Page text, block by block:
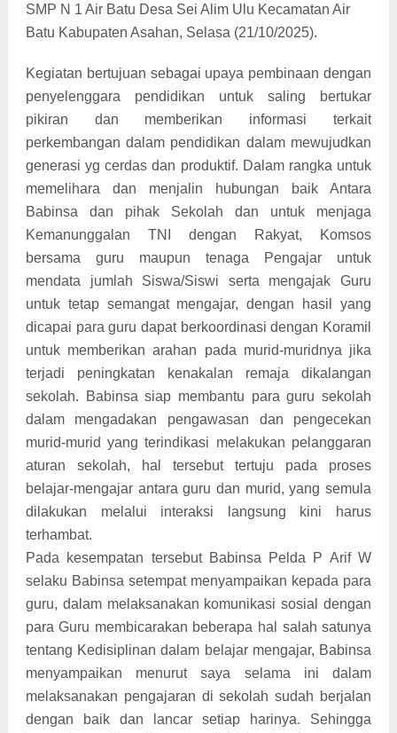
SMP N 1 Air Batu Desa Sei Alim Ulu Kecamatan Air
Batu Kabupaten Asahan, Selasa (21/10/2025).
Kegiatan bertujuan sebagai upaya pembinaan dengan
penyelenggara pendidikan untuk saling bertukar
pikiran dan memberikan informasi terkait
perkembangan dalam pendidikan dalam mewujudkan
generasi yg cerdas dan produktif. Dalam rangka untuk
memelihara dan menjalin hubungan baik Antara
Babinsa dan pihak Sekolah dan untuk menjaga
Kemanunggalan TNI dengan Rakyat, Komsos
bersama guru maupun tenaga Pengajar untuk
mendata jumlah Siswa/Siswi serta mengajak Guru
untuk tetap semangat mengajar, dengan hasil yang
dicapai para guru dapat berkoordinasi dengan Koramil
untuk memberikan arahan pada murid-muridnya jika
terjadi peningkatan kenakalan remaja dikalangan
sekolah. Babinsa siap membantu para guru sekolah
dalam mengadakan pengawasan dan pengecekan
murid-murid yang terindikasi melakukan pelanggaran
aturan sekolah, hal tersebut tertuju pada proses
belajar-mengajar antara guru dan murid, yang semula
dilakukan melalui interaksi langsung kini harus
terhambat.
Pada kesempatan tersebut Babinsa Pelda P Arif W
selaku Babinsa setempat menyampaikan kepada para
guru, dalam melaksanakan komunikasi sosial dengan
para Guru membicarakan beberapa hal salah satunya
tentang Kedisiplinan dalam belajar mengajar, Babinsa
menyampaikan menurut saya selama ini dalam
melaksanakan pengajaran di sekolah sudah berjalan
dengan baik dan lancar setiap harinya. Sehingga